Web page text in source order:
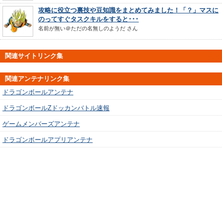
攻略に役立つ裏技や豆知識をまとめてみました！「？」マスに
のってすぐタスクキルをすると･･･
名前が無い＠ただの名無しのようだ さん
関連サイトリンク集
関連アンテナリンク集
ドラゴンボールアンテナ
ドラゴンボールZドッカンバトル速報
ゲームメンバーズアンテナ
ドラゴンボールアプリアンテナ